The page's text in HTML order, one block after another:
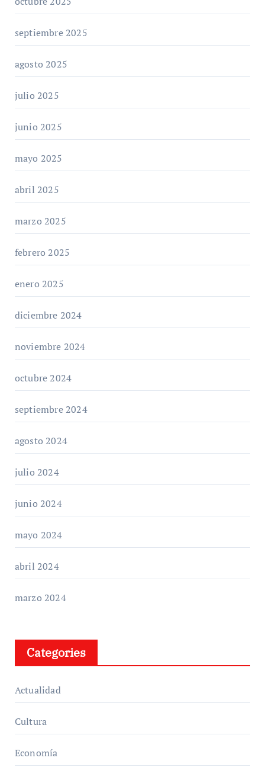
septiembre 2025
agosto 2025
julio 2025
junio 2025
mayo 2025
abril 2025
marzo 2025
febrero 2025
enero 2025
diciembre 2024
noviembre 2024
octubre 2024
septiembre 2024
agosto 2024
julio 2024
junio 2024
mayo 2024
abril 2024
marzo 2024
Categories
Actualidad
Cultura
Economía